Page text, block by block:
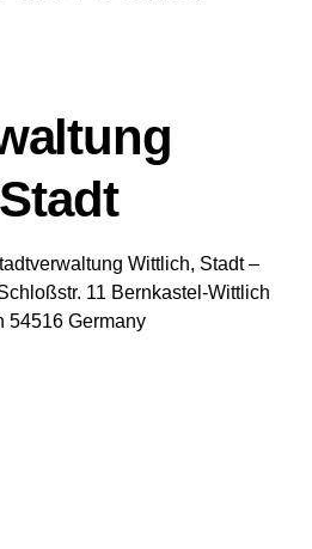
Wittlich, Stadt –
11 Bernkastel-Wittlich
54516 Germany